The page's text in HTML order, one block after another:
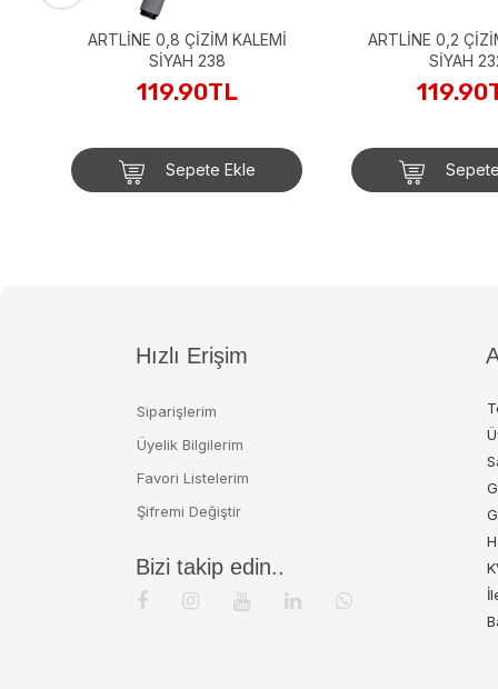
ARTLİNE 0,8 ÇİZİM KALEMİ
SİYAH 238
119.90TL
Sepete Ekle
ARTLİNE 0,2
SİYAH
Hızlı Erişim
Siparişlerim
Üyelik Bilgilerim
Favori Listelerim
Şifremi Değiştir
Bizi takip edin..